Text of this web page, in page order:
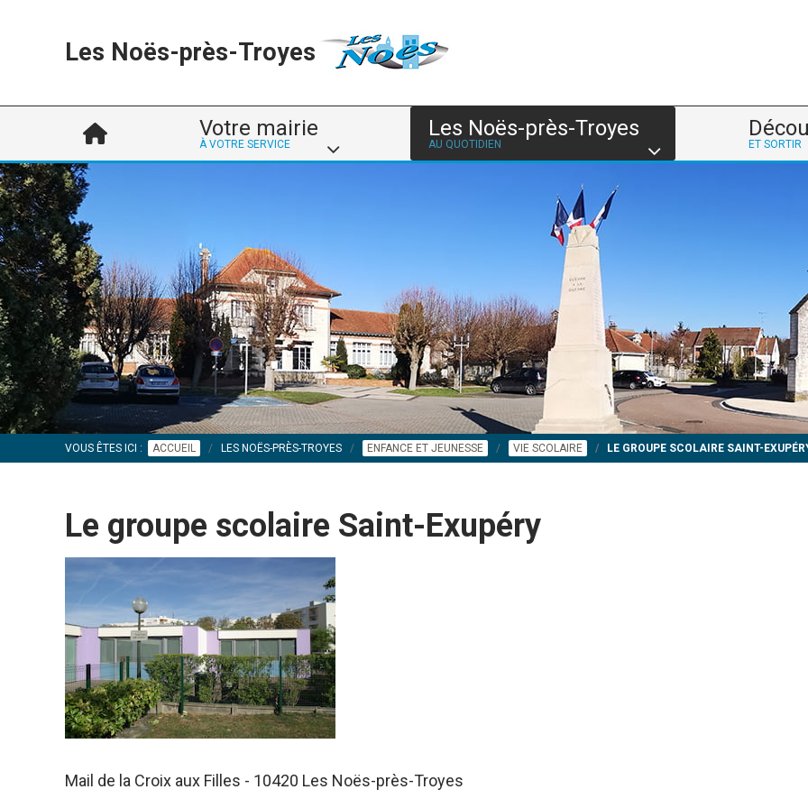
Les Noës-près-Troyes
Votre mairie
À VOTRE SERVICE
Les Noës-près-Troyes
AU QUOTIDIEN ET SORTIR
VOUS ÊTES ICI : ACCUEIL LES NOËS-PRÈS-TROYES ENFANCE ET JEUNESSE VIE SCOLAIRE LE GROUPE SCOLAIRE SAINT-
Le groupe scolaire Saint-Exupéry
Mail de la Croix aux Filles - 10420 Les Noës-près-Troyes